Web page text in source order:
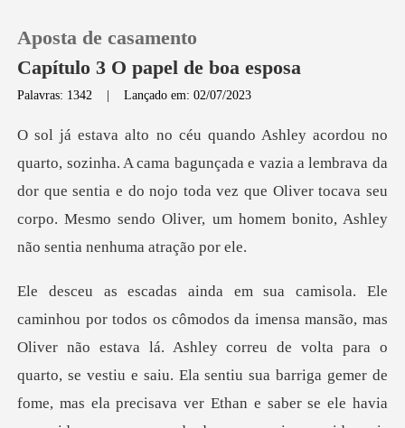
0
Sair
Baixar App
Aposta de casamento
Capítulo 3 O papel de boa esposa
Palavras: 1342 |Lançado em: 02/07/2023
da e vazia a lembrava da
dor que sentia e do nojo toda vez que Oliver tocava seu
cor
estava lá. Ashley correu de volta para o
quarto, se vestiu e saiu. Ela sentiu sua barriga gemer de
fome, mas e